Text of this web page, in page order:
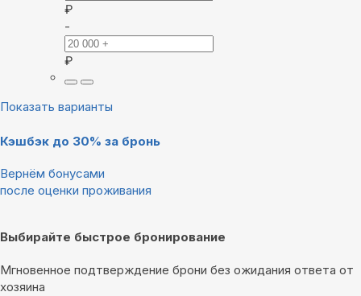
₽
-
₽
Показать варианты
Кэшбэк до 30% за бронь
Вернём бонусами
после оценки проживания
Выбирайте быстрое бронирование
Мгновенное подтверждение брони без ожидания ответа от
хозяина